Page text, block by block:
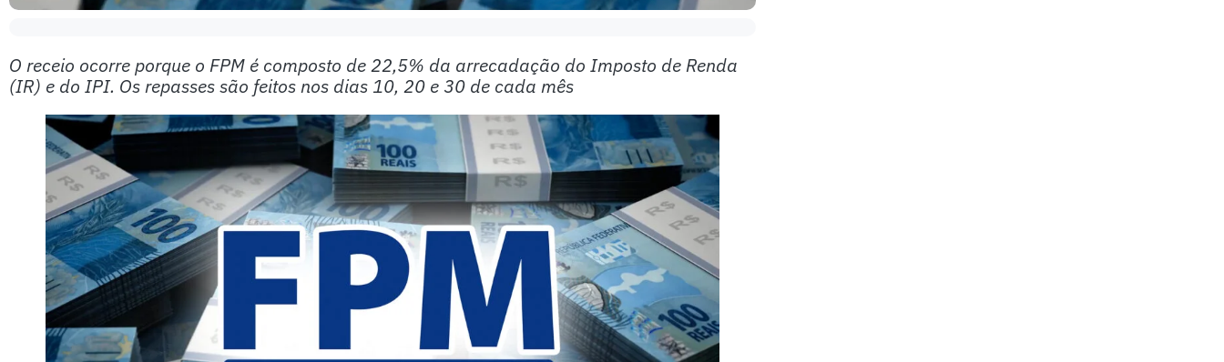
O receio ocorre porque o FPM é composto de 22,5% da arrecadação do Imposto de Renda
(IR) e do IPI. Os repasses são feitos nos dias 10, 20 e 30 de cada mês